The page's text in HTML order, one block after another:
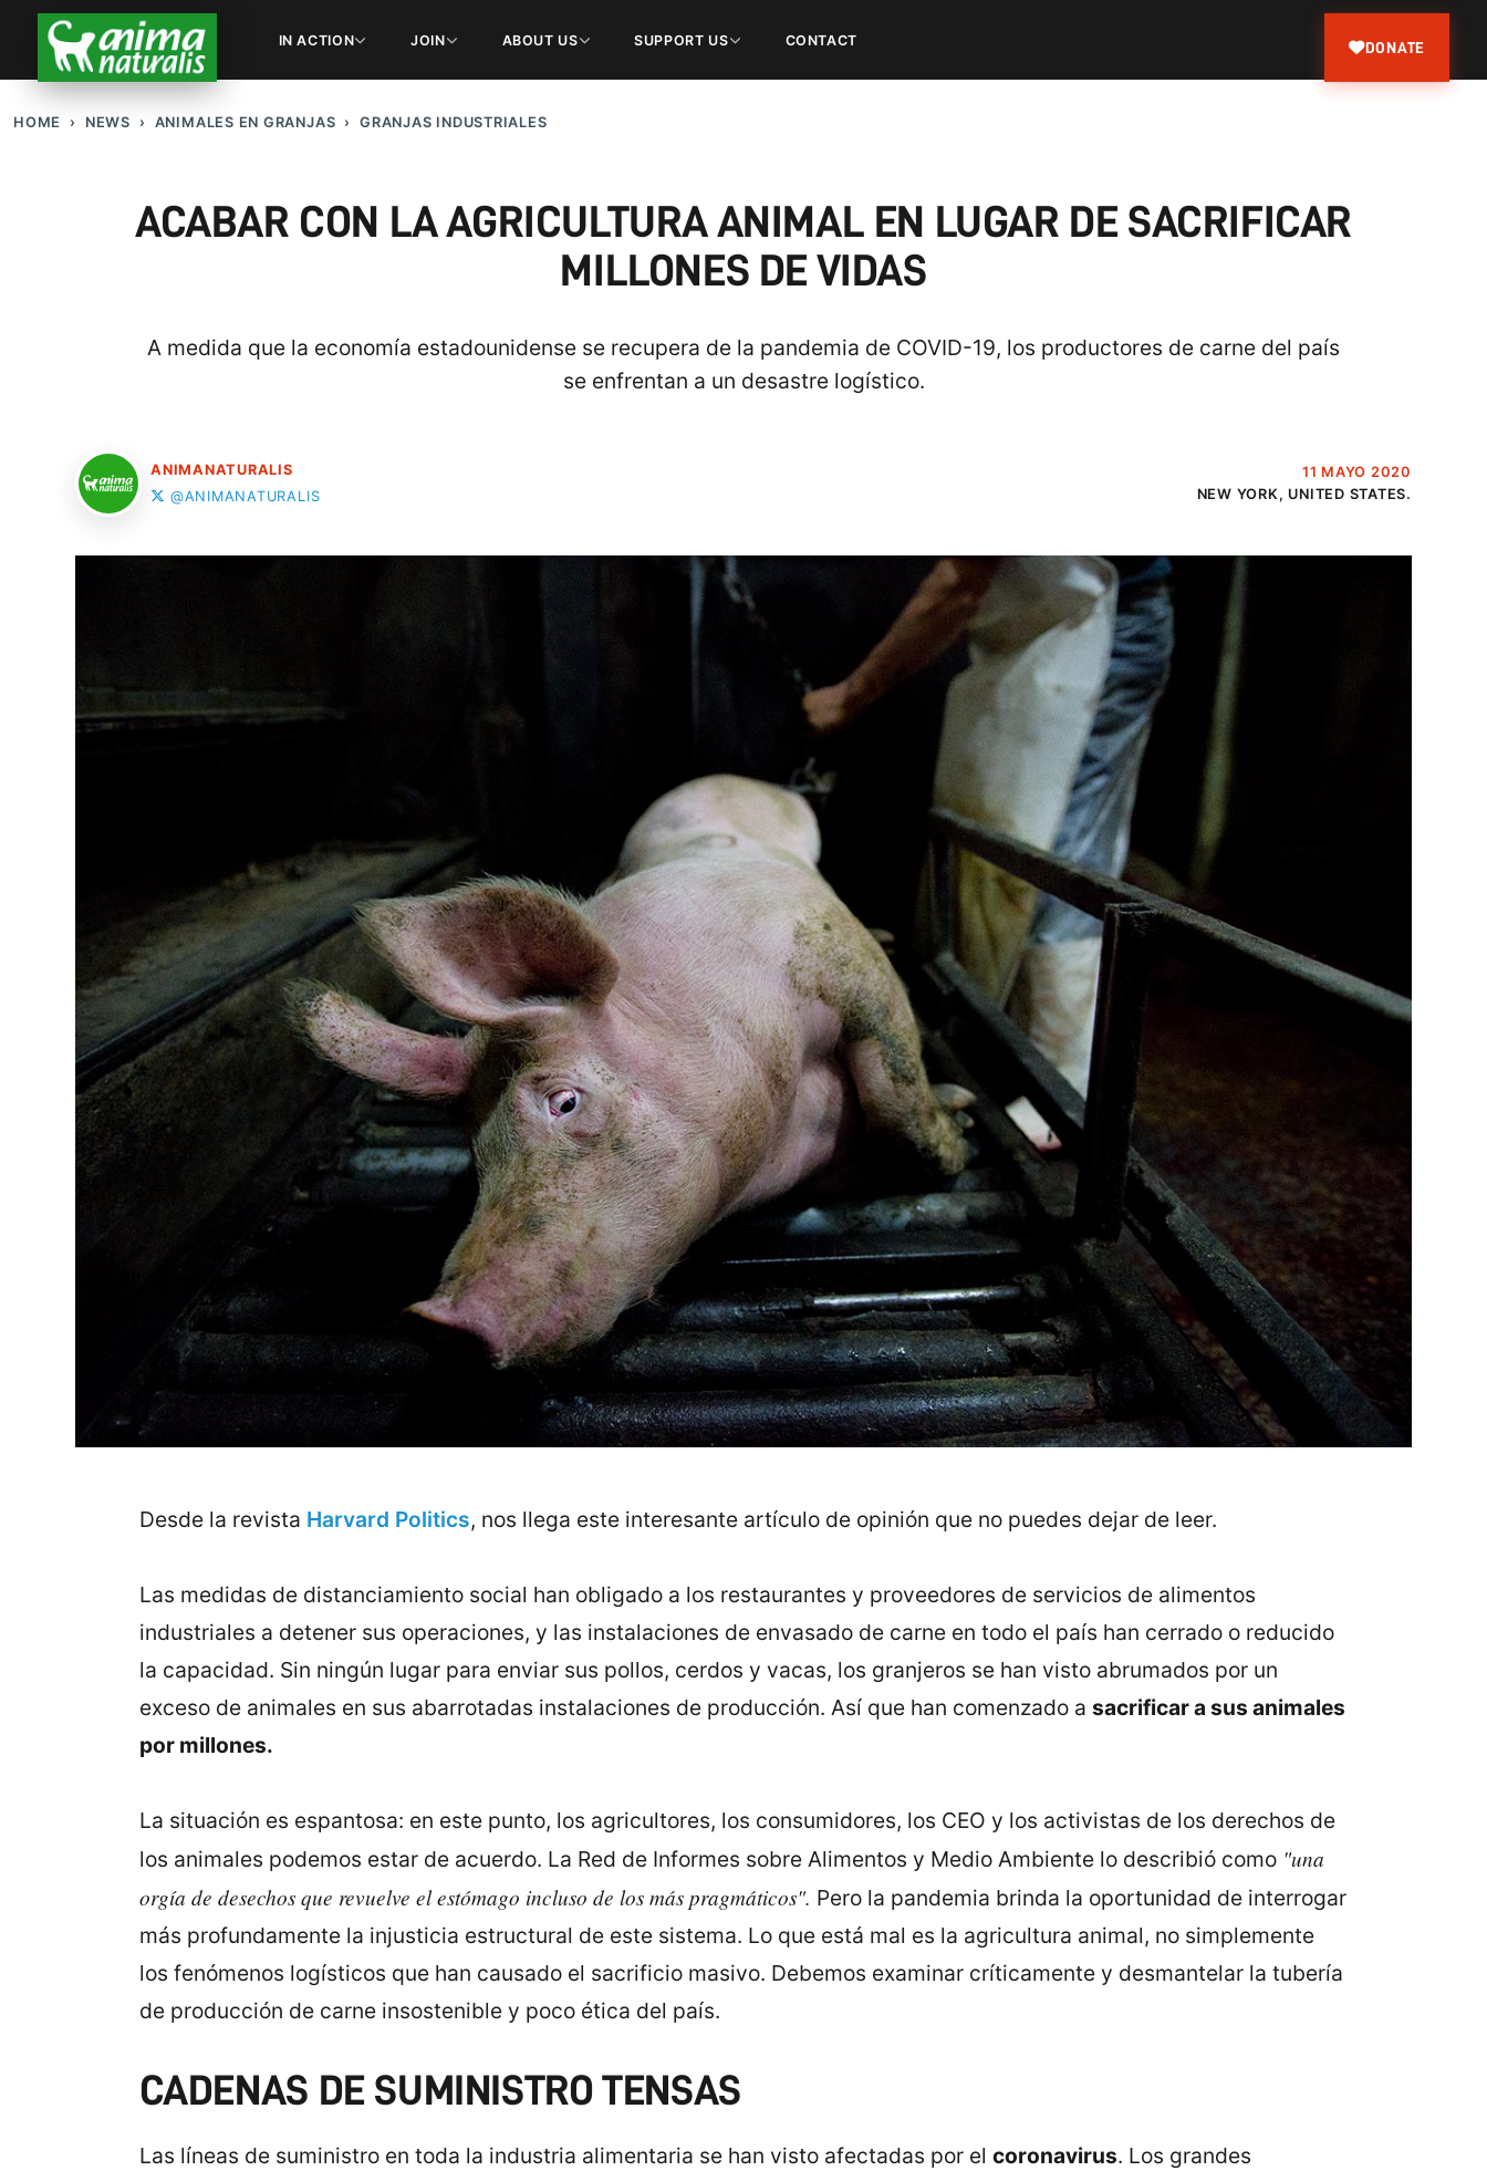
IN ACTION JOIN ABOUT US SUPPORT US CONTACT DONATE
HOME NEWS ANIMALES EN GRANJAS GRANJAS INDUSTRIALES
ACABAR CON LA AGRICULTURA ANIMAL EN LUGAR DE SACRIFICAR
MILLONES DE VIDAS
A medida que la economía estadounidense se recupera de la pandemia de COVID-19, los productores de carne del país
se enfrentan a un desastre logístico.
ANIMANATURALIS
@ANIMANATURALIS
11 MAYO 2020
NEW YORK, UNITED STATES.
Desde la revista Harvard Politics, nos llega este interesante artículo de opinión que no puedes dejar de leer.
Las medidas de distanciamiento social han obligado a los restaurantes y proveedores de servicios de alimentos
industriales a detener sus operaciones, y las instalaciones de envasado de carne en todo el país han cerrado o reducido
la capacidad. Sin ningún lugar para enviar sus pollos, cerdos y vacas, los granjeros se han visto abrumados por un
exceso de animales en sus abarrotadas instalaciones de producción. Así que han comenzado a sacrificar a sus animales
por millones.
La situación es espantosa: en este punto, los agricultores, los consumidores, los CEO y los activistas de los derechos de
los animales podemos estar de acuerdo. La Red de Informes sobre Alimentos y Medio Ambiente lo describió como "una
orgía de desechos que revuelve el estómago incluso de los más pragmáticos". Pero la pandemia brinda la oportunidad de interrogar
más profundamente la injusticia estructural de este sistema. Lo que está mal es la agricultura animal, no simplemente
los fenómenos logísticos que han causado el sacrificio masivo. Debemos examinar críticamente y desmantelar la tubería
de producción de carne insostenible y poco ética del país.
CADENAS DE SUMINISTRO TENSAS
Las líneas de suministro en toda la industria alimentaria se han visto afectadas por el coronavirus. Los grandes